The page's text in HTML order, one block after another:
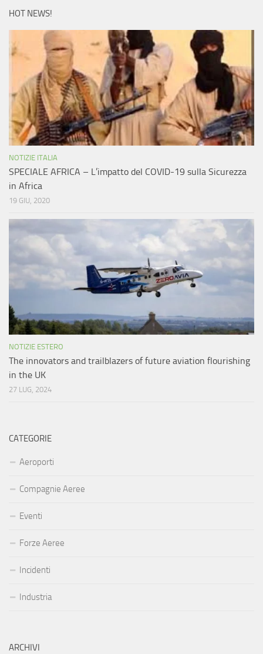
HOT NEWS!
NOTIZIE ITALIA
SPECIALE AFRICA – L’impatto del COVID-19 sulla Sicurezza
in Africa
19 GIU, 2020
NOTIZIE ESTERO
The innovators and trailblazers of future aviation flourishing
in the UK
27 LUG, 2024
CATEGORIE
Aeroporti
Compagnie Aeree
Eventi
Forze Aeree
Incidenti
Industria
ARCHIVI